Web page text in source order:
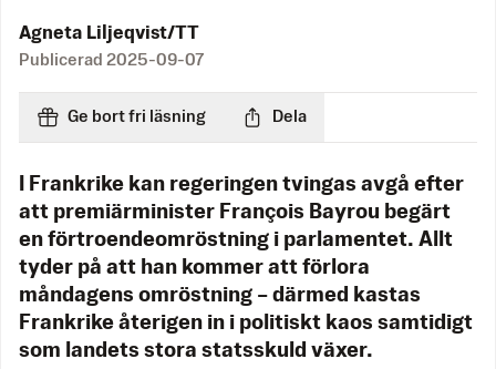
Agneta Liljeqvist/TT
Publicerad 2025-09-07
Ge bort fri läsning Dela
I Frankrike kan regeringen tvingas avgå efter
att premiärminister François Bayrou begärt
en förtroendeomröstning i parlamentet. Allt
tyder på att han kommer att förlora
måndagens omröstning – därmed kastas
Frankrike återigen in i politiskt kaos samtidigt
som landets stora statsskuld växer.